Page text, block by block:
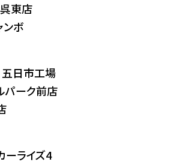
東店
ボ
五日市工場
パーク前店
ーライズ4